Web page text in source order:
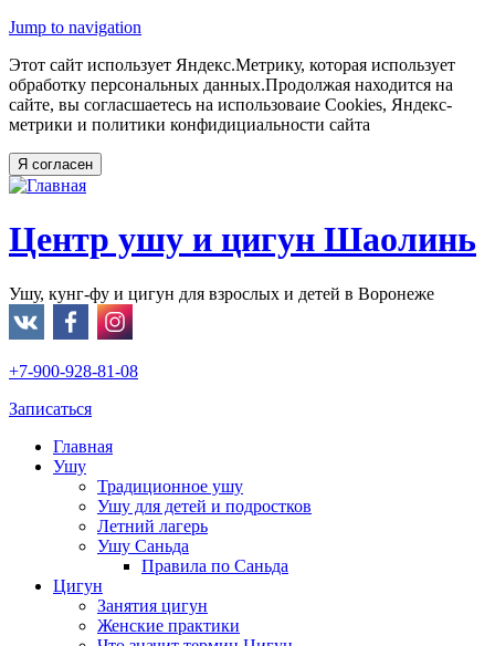
Jump to navigation
Этот сайт использует Яндекс.Метрику, которая использует
обработку персональных данных.Продолжая находится на
сайте, вы согласшаетесь на использоваие Cookies, Яндекс-
метрики и политики конфидициальности сайта
Центр ушу и цигун Шаолинь
Ушу, кунг-фу и цигун для взрослых и детей в Воронеже
+7-900-928-81-08
Записаться
Главная
Ушу
Традиционное ушу
Ушу для детей и подростков
Летний лагерь
Ушу Саньда
Правила по Саньда
Цигун
Занятия цигун
Женские практики